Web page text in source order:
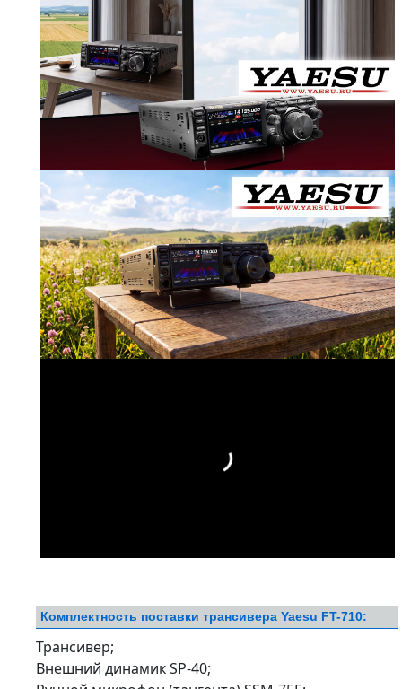
Комплектность поставки трансивера Yaesu FT-710:
Трансивер;
Внешний динамик SP-40;